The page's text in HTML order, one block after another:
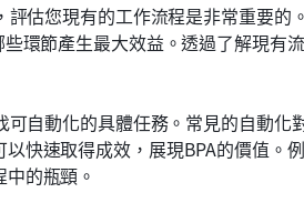
評估您現有的工作流程是非常重要的
環節產生最大效益。透過了解現有
可自動化的具體任務。常見的自動化
快速取得成效，展現BPA的價值。
的瓶頸。